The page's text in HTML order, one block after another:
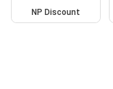
NP Discount